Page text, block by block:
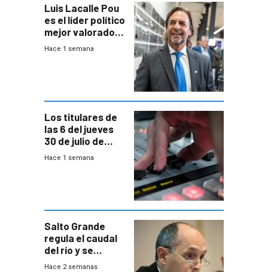
Luis Lacalle Pou
es el líder político
mejor valorado
del país, según
Hace 1 semana
Los titulares de
las 6 del jueves
30 de julio de
2026
Hace 1 semana
Salto Grande
regula el caudal
del río y se
prepara para un
Hace 2 semanas